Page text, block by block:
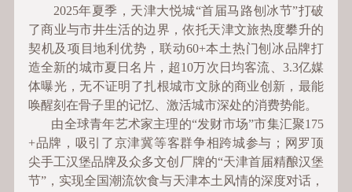
2025年夏季，天津大悦城“首届马路刨冰节”打破
了商业与市井生活的边界，依托天津文旅热度攀升的
契机及项目地利优势，联动60+本土热门刨冰品牌打
造全新的城市夏日名片，超10万次日均客流、3.3亿媒
体曝光，无不证明了扎根城市文脉的商业创新，最能
唤醒刻在骨子里的记忆、激活城市深处的消费势能。
由全球青年艺术家主理的“发财市场”市集汇聚175
+品牌，吸引了京津冀等客群争相跨城参与；网罗顶
尖手工汉堡品牌及众多文创厂牌的“天津首届精酿汉堡
节”，实现全国潮流饮食与天津本土风情的深度对话，